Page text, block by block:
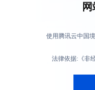
使用腾讯云中国
法律依据:《非